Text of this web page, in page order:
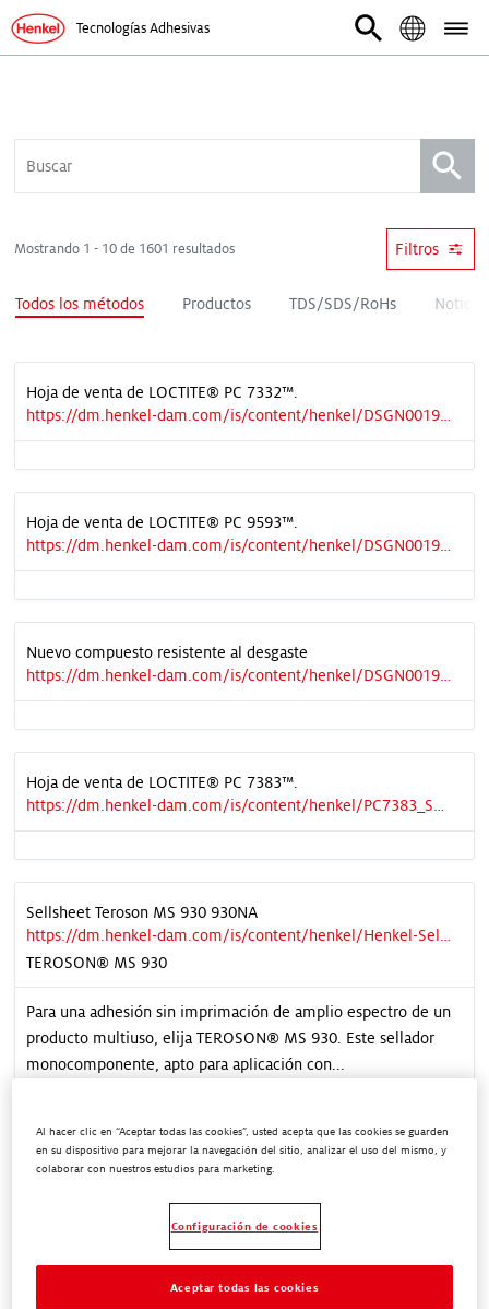
Tecnologías Adhesivas
Mostrando 1 - 10 de 1601 resultados Filtros
Todos los métodos Productos TDS/SDS/RoHs
Hoja de venta de LOCTITE® PC 7332™.
Hoja de venta de LOCTITE® PC 9593™.
Nuevo compuesto resistente al desgaste
Hoja de venta de LOCTITE® PC 7383™.
Sellsheet Teroson MS 930 930NA
TEROSON® MS 930
Para una adhesión sin imprimación de amplio espectro de un
producto multiuso, elija TEROSON® MS 930. Este sellador
monocomponente, apto para aplicación con...
Case Study Teroson MS 930
Para una adhesión sin imprimación de amplio espectro de un
producto multiuso, elija TEROSON® MS 930. Este sellador
monocomponente, apto para aplicación con...
Al hacer clic en “Aceptar todas las cookies”, usted acepta que las cookies se guarden
en su dispositivo para mejorar la navegación del sitio, analizar el uso del mismo, y
colaborar con nuestros estudios para marketing.
Configuración de cookies
Aceptar todas las cookies